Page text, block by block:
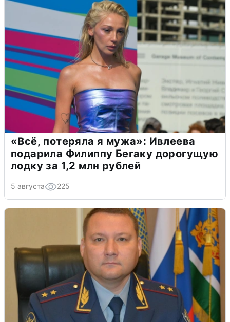
«Всё, потеряла я мужа»: Ивлеева
подарила Филиппу Бегаку дорогущую
лодку за 1,2 млн рублей
5 августа 225